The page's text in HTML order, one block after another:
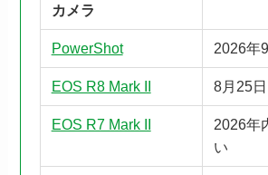
カメラ
PowerShot 2026年
EOS R8 Mark II 8月25日
EOS R7 Mark II
2026年
い